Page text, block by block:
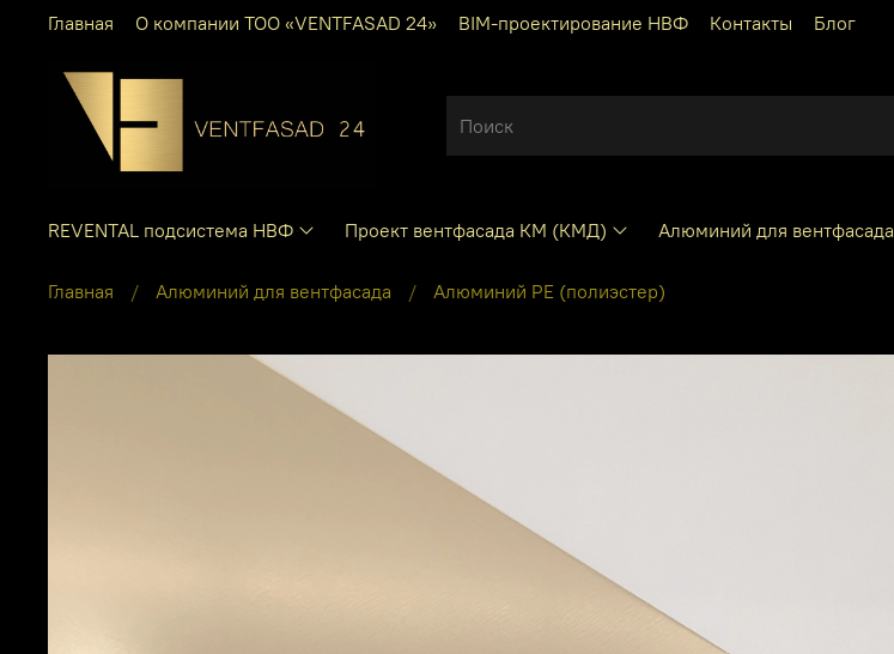
Главная О компании ТОО «VENTFASAD 24» BIM-проектирование НВФ Контакты Блог
REVENTAL подсистема НВФ Проект вентфасада КМ (КМД) Алюминий для вентфасада
Главная Алюминий для вентфасада Алюминий PE (полиэстер)